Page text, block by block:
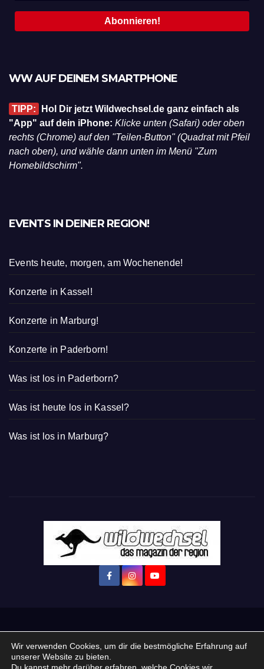
WW AUF DEINEM SMARTPHONE
TIPP:
Hol Dir jetzt Wildwechsel.de ganz einfach als
"App" auf dein iPhone: Klicke unten (Safari) oder oben
rechts (Chrome) auf den "Teilen-Button" (Quadrat mit Pfeil
nach oben), und wähle dann unten im Menü "Zum
Homebildschirm".
EVENTS IN DEINER REGION!
Events heute, morgen, am Wochenende!
Konzerte in Kassel!
Konzerte in Marburg!
Konzerte in Paderborn!
Was ist los in Paderborn?
Was ist heute los in Kassel?
Was ist los in Marburg?
Startseite Login Mein Konto · WERBEN auf Wildwechsel.de
+ Neue Veranstaltung eintragen:
Wir verwenden Cookies, um dir die bestmögliche Erfahrung auf
unserer Website zu bieten.